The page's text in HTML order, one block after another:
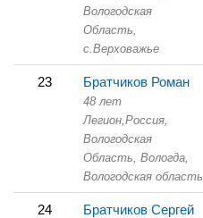
Вологодская
Область,
с.Верховажье
23 Братчиков Роман
48 лет
Легион,Россия,
Вологодская
Область, Вологда,
Вологодская область
24 Братчиков Сергей